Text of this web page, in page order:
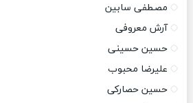
مصطفی سابین
آرش معروفی
حسین حسینی
علیرضا محبوب
حسین حصارکی